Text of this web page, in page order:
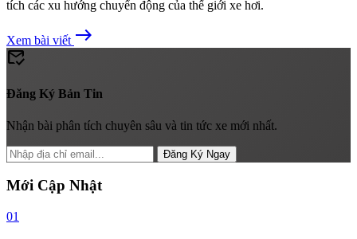
tích các xu hướng chuyển động của thế giới xe hơi.
Xem bài viết east
mark_email_read
Đăng Ký Bản Tin
Nhận bài phân tích chuyên sâu và tin tức xe mới nhất.
Đăng Ký Ngay
Mới Cập Nhật
01